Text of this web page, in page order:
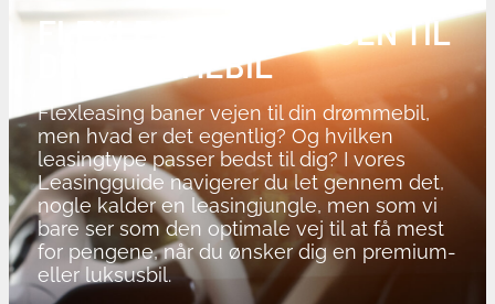
FLEXLEASING ER VEJEN TIL
DIN DRØMMEBIL
Flexleasing baner vejen til din drømmebil,
men hvad er det egentlig? Og hvilken
leasingtype passer bedst til dig? I vores
Leasingguide navigerer du let gennem det,
nogle kalder en leasingjungle, men som vi
bare ser som den optimale vej til at få mest
for pengene, når du ønsker dig en premium-
eller luksusbil.